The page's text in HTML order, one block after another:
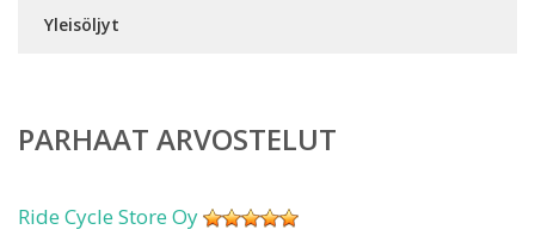
Yleisöljyt
PARHAAT ARVOSTELUT
Ride Cycle Store Oy